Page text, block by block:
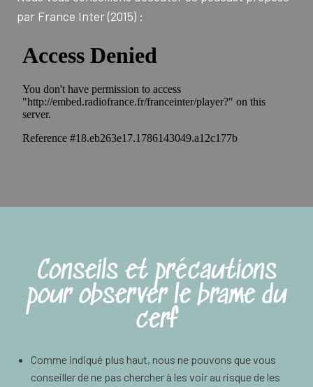
par France Inter (2015) :
Conseils et précautions
pour observer le brame du
cerf
Comme indiqué plus haut, nous ne pouvons que vous
conseiller de ne pas chercher à les voir au risque de les